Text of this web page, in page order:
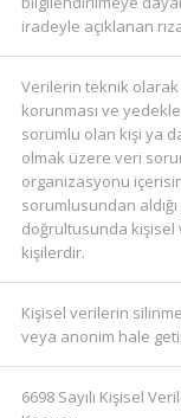
iradeyle açıklanan
Verilerin teknik olarak
korunması ve
sorumlu olan kişi ya
olmak üzere veri
organizasyonu
sorumlusundan
doğrultusunda kişisel
kişilerdir.
Kişisel verilerin
veya anonim hale
6698 Sayılı Kişisel